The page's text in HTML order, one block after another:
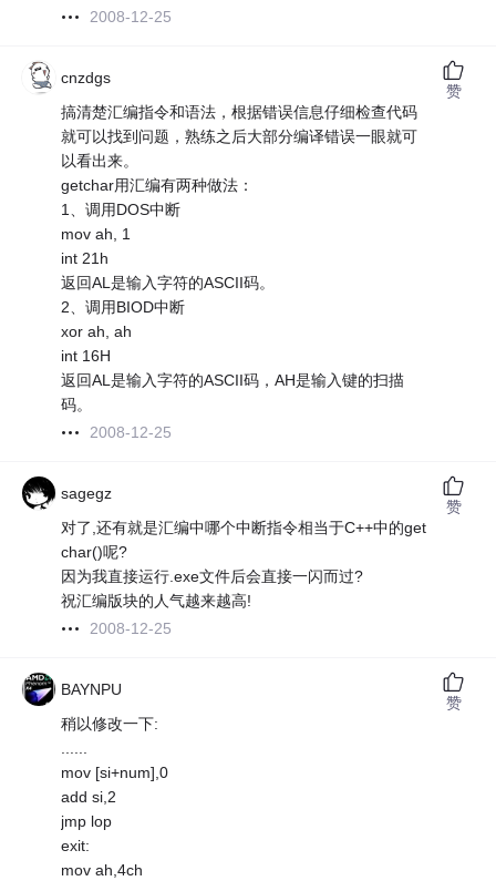
2008-12-25
cnzdgs
搞清楚汇编指令和语法，根据错误信息仔细检查代码
就可以找到问题，熟练之后大部分编译错误一眼就可
以看出来。
getchar用汇编有两种做法：
1、调用DOS中断
mov ah, 1
int 21h
返回AL是输入字符的ASCII码。
2、调用BIOD中断
xor ah, ah
int 16H
返回AL是输入字符的ASCII码，AH是输入键的扫描
码。
2008-12-25
赞
sagegz
对了,还有就是汇编中哪个中断指令相当于C++中的get
char()呢?
因为我直接运行.exe文件后会直接一闪而过?
祝汇编版块的人气越来越高!
2008-12-25
赞
BAYNPU
稍以修改一下:
......
mov [si+num],0
add si,2
jmp lop
exit:
mov ah,4ch
赞